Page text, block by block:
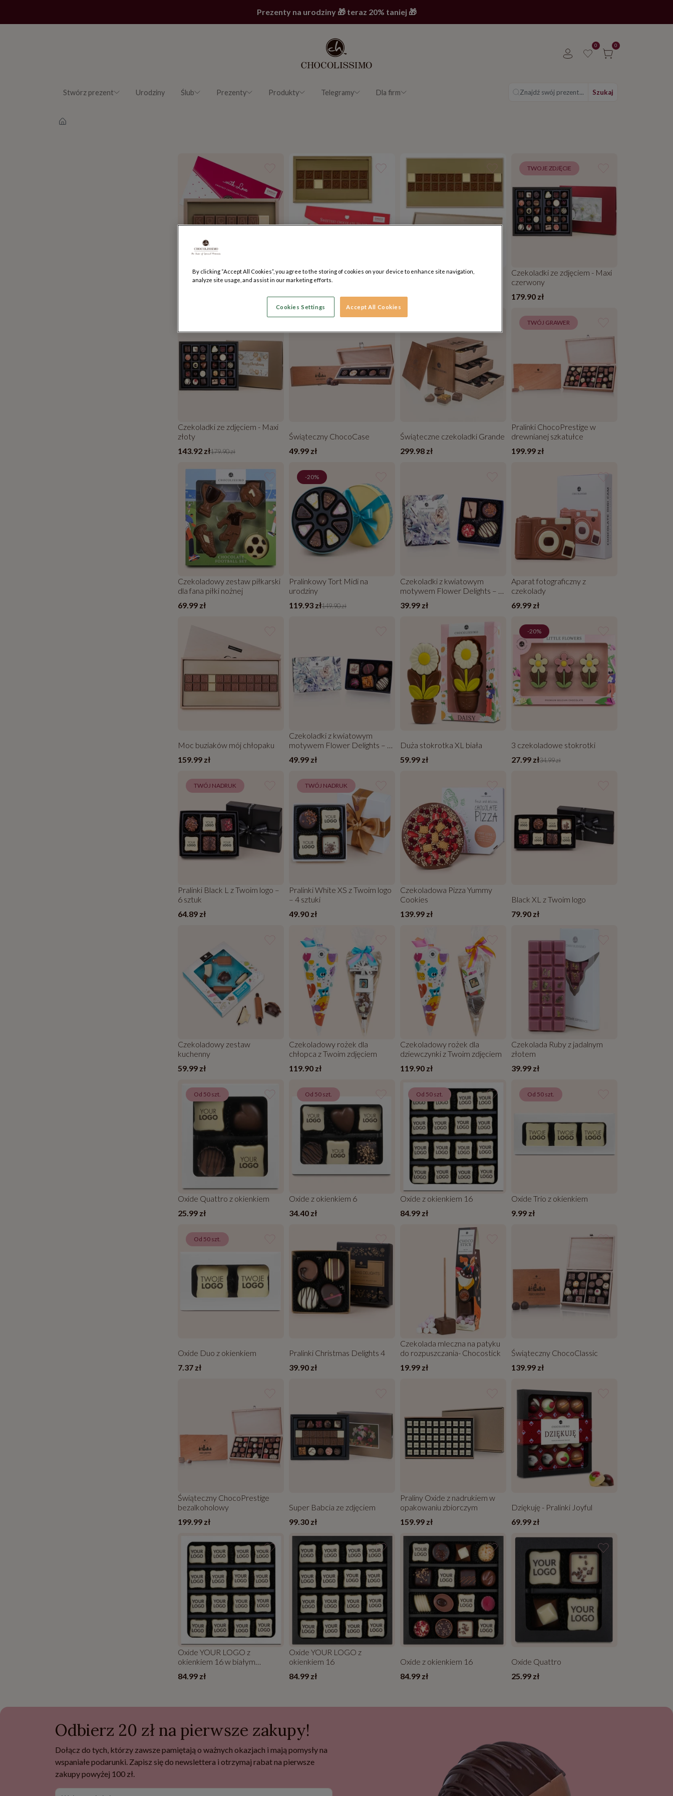
Prezenty na urodziny 🎁 teraz 20% taniej 🎁
0 0
Stwórz prezent Urodziny Ślub Prezenty Produkty Telegramy Dla firm Znajdź swój prezent... Szukaj
Kocham Cię 2x7
Dziękuję za pomoc
69.90 zł
160.40 zł
TWOJE ZDJĘCIE
Czekoladki ze zdjęciem - Maxi
czerwony
179.90 zł
Czekoladki ze zdjęciem - Maxi
złoty
143.92 zł179.90 zł
Świąteczny ChocoCase
49.99 zł
Świąteczne czekoladki Grande
299.98 zł
TWÓJ GRAWER
Pralinki ChocoPrestige w
drewnianej szkatułce
199.99 zł
Czekoladowy zestaw piłkarski
dla fana piłki nożnej
69.99 zł
-20%
Pralinkowy Tort Midi na
urodziny
119.93 zł149.90 zł
Czekoladki z kwiatowym
motywem Flower Delights – 4
39.99 zł
Aparat fotograficzny z
czekolady
69.99 zł
Moc buziaków mój chłopaku
159.99 zł
Czekoladki z kwiatowym
motywem Flower Delights – 6
49.99 zł
Duża stokrotka XL biała
59.99 zł
-20%
3 czekoladowe stokrotki
27.99 zł34.99 zł
TWÓJ NADRUK
Pralinki Black L z Twoim logo –
6 sztuk
64.89 zł
TWÓJ NADRUK
Pralinki White XS z Twoim logo
– 4 sztuki
49.90 zł
Czekoladowa Pizza Yummy
Cookies
139.99 zł
Black XL z Twoim logo
79.90 zł
Czekoladowy zestaw
kuchenny
59.99 zł
Czekoladowy rożek dla
chłopca z Twoim zdjęciem
119.90 zł
Czekoladowy rożek dla
dziewczynki z Twoim zdjęciem
119.90 zł
Czekolada Ruby z jadalnym
złotem
39.99 zł
Od 50 szt.
Oxide Quattro z okienkiem
25.99 zł
Od 50 szt.
Oxide z okienkiem 6
34.40 zł
Od 50 szt.
Oxide z okienkiem 16
84.99 zł
Od 50 szt.
Oxide Trio z okienkiem
9.99 zł
Od 50 szt.
Oxide Duo z okienkiem
7.37 zł
Pralinki Christmas Delights 4
39.90 zł
Czekolada mleczna na patyku
do rozpuszczania- Chocostick
19.99 zł
Świąteczny ChocoClassic
139.99 zł
Świąteczny ChocoPrestige
bezalkoholowy
199.99 zł
Super Babcia ze zdjęciem
99.30 zł
Praliny Oxide z nadrukiem w
opakowaniu zbiorczym
159.99 zł
Dziękuję - Pralinki Joyful
69.99 zł
Oxide YOUR LOGO z
okienkiem 16 w białym
kartoniku
84.99 zł
Oxide YOUR LOGO z
okienkiem 16
84.99 zł
Oxide z okienkiem 16
84.99 zł
Oxide Quattro
25.99 zł
Odbierz 20 zł na pierwsze zakupy!
Dołącz do tych, którzy zawsze pamiętają o ważnych okazjach i mają pomysły na
wspaniałe podarunki. Zapisz się do newslettera i otrzymaj rabat na pierwsze
zakupy powyżej 100 zł.
Wpisz swoje imię
By clicking “Accept All Cookies”, you agree to the storing of cookies on your device to enhance site navigation,
analyze site usage, and assist in our marketing efforts.
Cookies Settings Accept All Cookies